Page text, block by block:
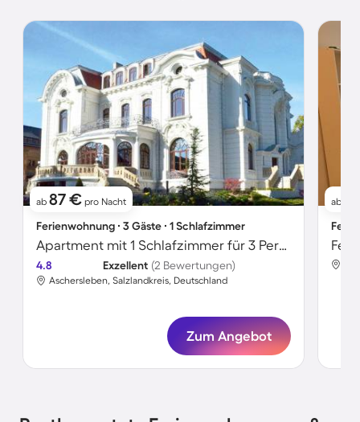
ab 87 € pro Nacht
Ferienwohnung ∙ 3 Gäste ∙ 1 Schlafzimmer
Apartment mit 1 Schlafzimmer für 3 Personen
4.8 Exzellent (2 Bewertungen)
Aschersleben, Salzlandkreis, Deutschland
Zum Angebot
ab